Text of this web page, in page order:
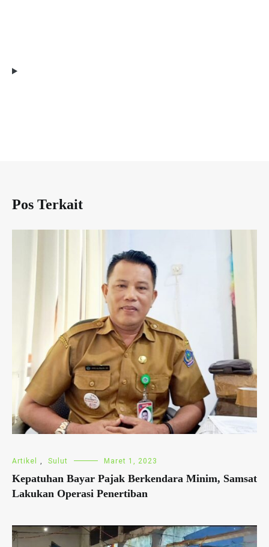
Pos Terkait
Artikel , Sulut Maret 1, 2023
Kepatuhan Bayar Pajak Berkendara Minim, Samsat
Lakukan Operasi Penertiban